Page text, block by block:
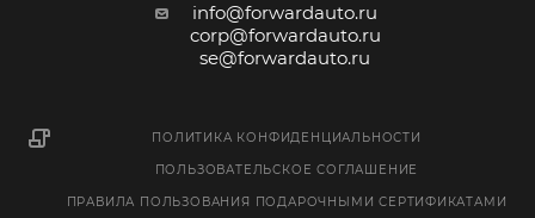
info@forwardauto.ru
corp@forwardauto.ru
se@forwardauto.ru
ПОЛИТИКА КОНФИДЕНЦИАЛЬНОСТИ
ПОЛЬЗОВАТЕЛЬСКОЕ СОГЛАШЕНИЕ
ПРАВИЛА ПОЛЬЗОВАНИЯ ПОДАРОЧНЫМИ СЕРТИФИКАТАМИ